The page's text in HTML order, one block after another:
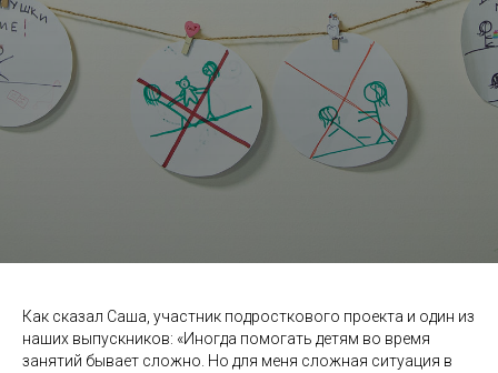
Как сказал Саша, участник подросткового проекта и один из
наших выпускников: «Иногда помогать детям во время
занятий бывает сложно. Но для меня сложная ситуация в